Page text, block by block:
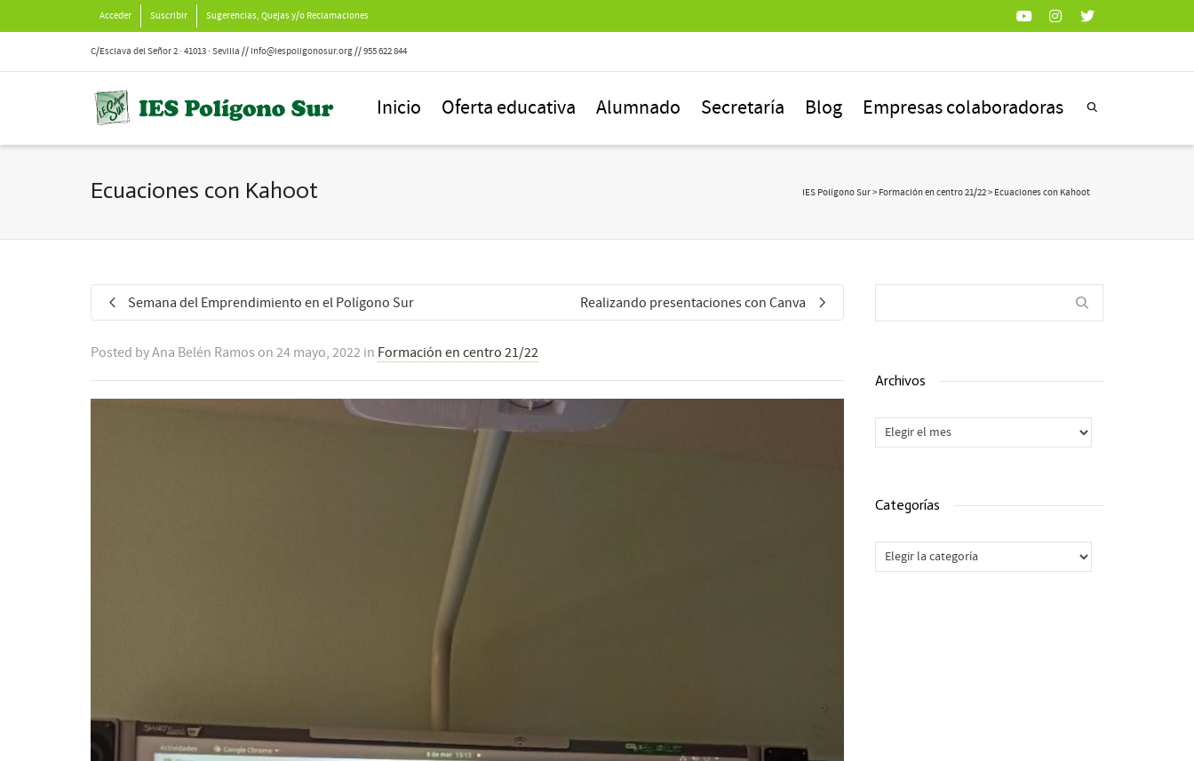
Acceder Suscribir Sugerencias, Quejas y/o Reclamaciones
C/Esclava del Señor 2 · 41013 · Sevilla // info@iespoligonosur.org // 955 622 844
Inicio Oferta educativa Alumnado Secretaría Blog Empresas colaboradoras
Ecuaciones con Kahoot IES Polígono Sur> Formación en centro 21/22> Ecuaciones con Kahoot
Semana del Emprendimiento en el Polígono Sur Realizando presentaciones con Canva
Posted byAna Belén Ramos on 24 mayo, 2022 in Formación en centro 21/22
Archivos
Archivos
Categorías
Categorías